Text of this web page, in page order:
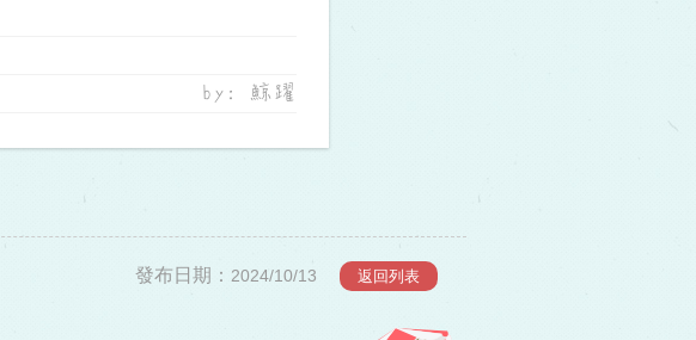
by: 鯨躍
發布日期： 2024/10/13 返回列表